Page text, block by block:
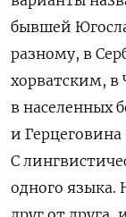
бывшей
разному, в
хорватским,
в населенных
и
С
одного языка.